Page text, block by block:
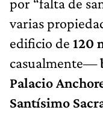
varias
edificio de 120
casualmente—
Palacio
Santísimo